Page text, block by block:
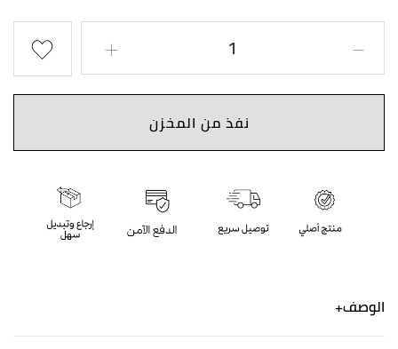
نفذ من المخزن
الوصف